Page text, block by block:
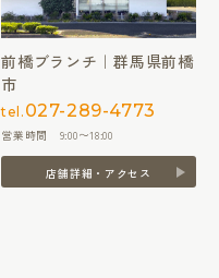
前橋ブランチ｜群馬県前橋
市
tel. 027-289-4773
営業時間 9:00〜18:00
店舗詳細・アクセス